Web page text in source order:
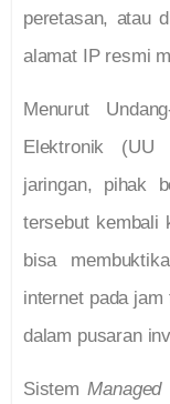
peretasan, atau
alamat IP resmi
Menurut
Elektronik (UU
jaringan, pihak
tersebut kembali
bisa
internet pada
dalam pusaran
SistemManaged